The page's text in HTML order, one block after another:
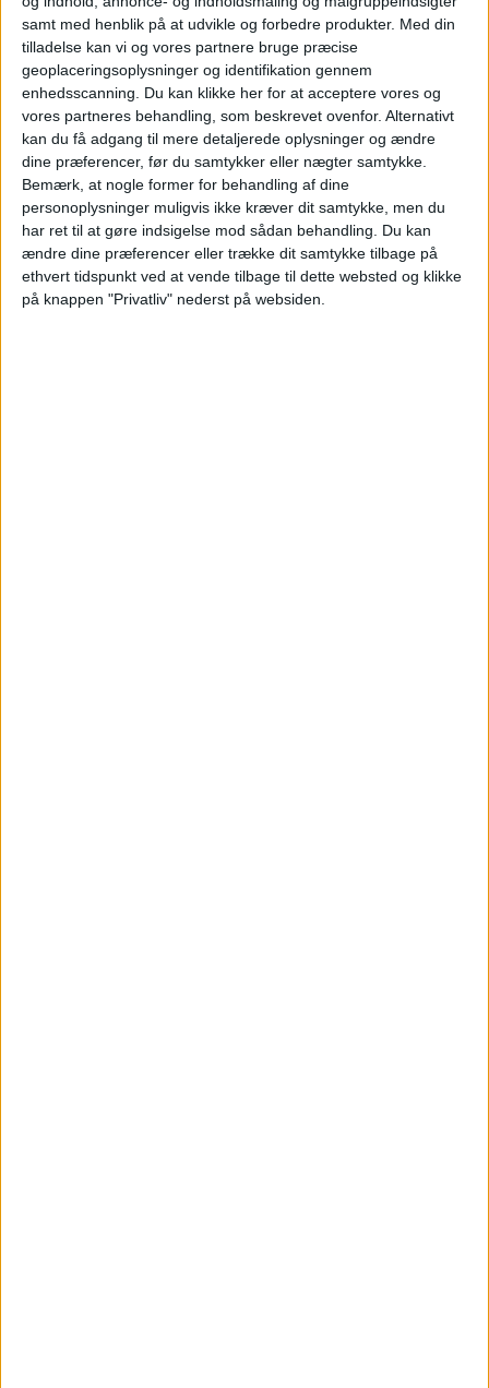
samt med henblik på at udvikle og forbedre produkter. Med din
tilladelse kan vi og vores partnere bruge præcise
geoplaceringsoplysninger og identifikation gennem
enhedsscanning. Du kan klikke her for at acceptere vores og
vores partneres behandling, som beskrevet ovenfor. Alternativt
kan du få adgang til mere detaljerede oplysninger og ændre
dine præferencer, før du samtykker eller nægter samtykke.
Bemærk, at nogle former for behandling af dine
personoplysninger muligvis ikke kræver dit samtykke, men du
har ret til at gøre indsigelse mod sådan behandling.
Du kan
ændre dine præferencer eller trække dit samtykke tilbage på
ethvert tidspunkt ved at vende tilbage til dette websted og klikke
på knappen "Privatliv" nederst på websiden.
Apollo køber
Easyjet efter
budkamp